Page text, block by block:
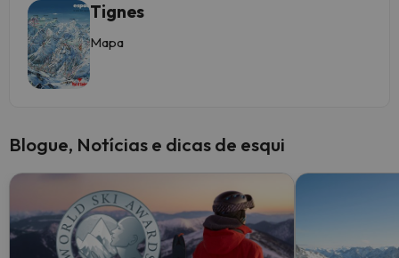
Tignes
Mapa
Blogue, Notícias e dicas de esqui